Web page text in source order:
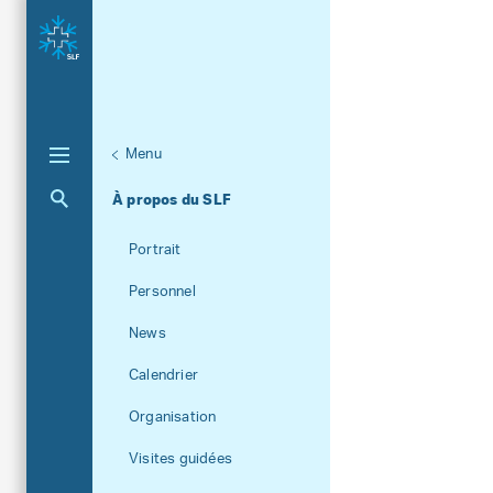
Menu
À propos du SLF
Aktuelle Navigation
Portrait
Personnel
News
Calendrier
Organisation
Visites guidées